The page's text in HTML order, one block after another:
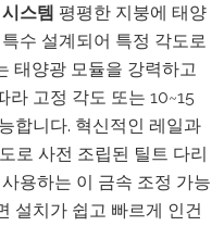
스템 평평한 지붕에 태양
수 설계되어 특정 각도로
태양광 모듈을 강력하고
라 고정 각도 또는 10~15
합니다. 혁신적인 레일과
로 사전 조립된 틸트 다리
용하는 이 금속 조정 가능
설치가 쉽고 빠르게 인건